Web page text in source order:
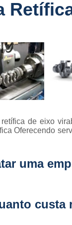
de eixo
Oferecendo
uma